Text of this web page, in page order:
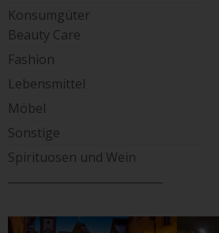
Konsumgüter
Beauty Care
Fashion
Lebensmittel
Möbel
Sonstige
Spirituosen und Wein